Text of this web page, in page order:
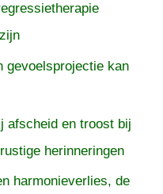
gevoelsprojectie kan
afscheid en troost bij
herinneringen
harmonieverlies, de